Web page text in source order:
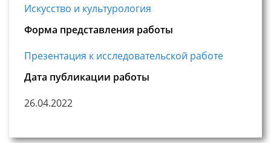
Искусство и культурология
Форма представления работы
Презентация к исследовательской работе
Дата публикации работы
26.04.2022